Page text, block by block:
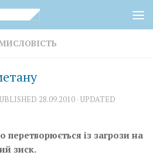
28.09.2010 · UPDATED
перетворюється із загрози на
зиск.